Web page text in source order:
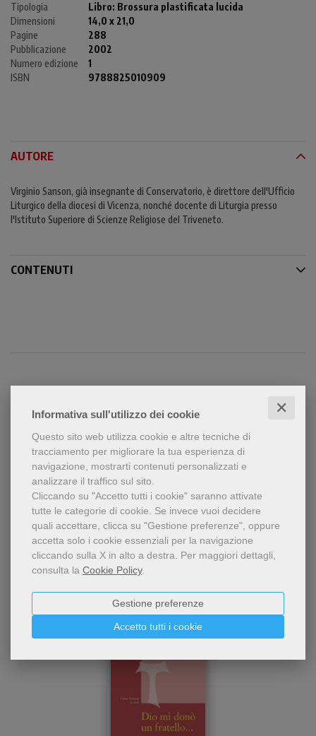
Informativa sull'utilizzo dei cookie ✕
Questo sito web utilizza cookie e altre tecniche di
tracciamento per migliorare la tua esperienza di
navigazione, mostrarti contenuti personalizzati e
analizzare il traffico sul sito.
Cliccando su "Accetto tutti i cookie" saranno attivate
tutte le categorie di cookie. Se invece vuoi decidere
quali accettare, clicca su "Gestione preferenze", oppure
accetta solo i cookie essenziali per la navigazione
cliccando sulla X in alto a destra. Per maggiori dettagli,
consulta la Cookie Policy.
Accetto tutti i cookie
Gestione preferenze
Tipologia
Libro: Brossura plastificata lucida
Dimensioni
14,0 x 21,0
Pagine
288
Pubblicazione
2002
Numero edizione
1
ISBN
9788825010909
AUTORE
Virginio Sanson, già insegnante di Conservatorio, è direttore dell'Ufficio
Liturgico della diocesi di Vicenza, nonché docente di Liturgia presso
l'Istituto Superiore di Scienze Religiose del Triveneto.
CONTENUTI
Chi ha visto questo prodotto
ha visto anche...